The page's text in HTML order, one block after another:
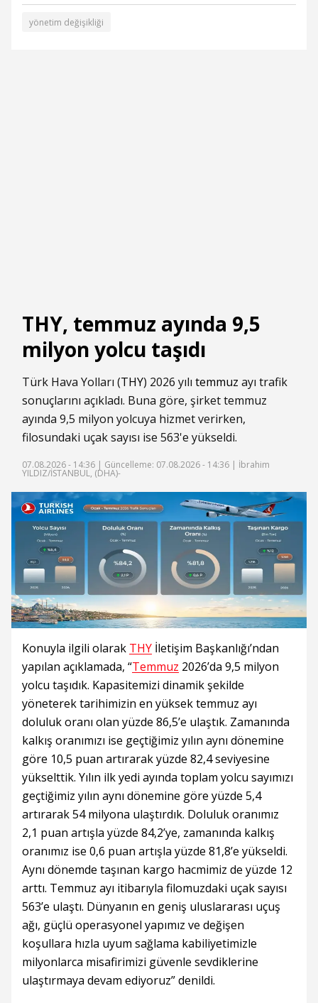
yönetim değişikliği
THY, temmuz ayında 9,5
milyon yolcu taşıdı
Türk Hava Yolları (THY) 2026 yılı temmuz ayı trafik
sonuçlarını açıkladı. Buna göre, şirket temmuz
ayında 9,5 milyon yolcuya hizmet verirken,
filosundaki uçak sayısı ise 563'e yükseldi.
07.08.2026 - 14:36 | Güncelleme: 07.08.2026 - 14:36 | İbrahim
YILDIZ/İSTANBUL, (DHA)-
Konuyla ilgili olarak THY İletişim Başkanlığı’ndan
yapılan açıklamada, “Temmuz 2026’da 9,5 milyon
yolcu taşıdık. Kapasitemizi dinamik şekilde
yöneterek tarihimizin en yüksek temmuz ayı
doluluk oranı olan yüzde 86,5’e ulaştık. Zamanında
kalkış oranımızı ise geçtiğimiz yılın aynı dönemine
göre 10,5 puan artırarak yüzde 82,4 seviyesine
yükselttik. Yılın ilk yedi ayında toplam yolcu sayımızı
geçtiğimiz yılın aynı dönemine göre yüzde 5,4
artırarak 54 milyona ulaştırdık. Doluluk oranımız
2,1 puan artışla yüzde 84,2’ye, zamanında kalkış
oranımız ise 0,6 puan artışla yüzde 81,8’e yükseldi.
Aynı dönemde taşınan kargo hacmimiz de yüzde 12
arttı. Temmuz ayı itibarıyla filomuzdaki uçak sayısı
563’e ulaştı. Dünyanın en geniş uluslararası uçuş
ağı, güçlü operasyonel yapımız ve değişen
koşullara hızla uyum sağlama kabiliyetimizle
milyonlarca misafirimizi güvenle sevdiklerine
ulaştırmaya devam ediyoruz” denildi.